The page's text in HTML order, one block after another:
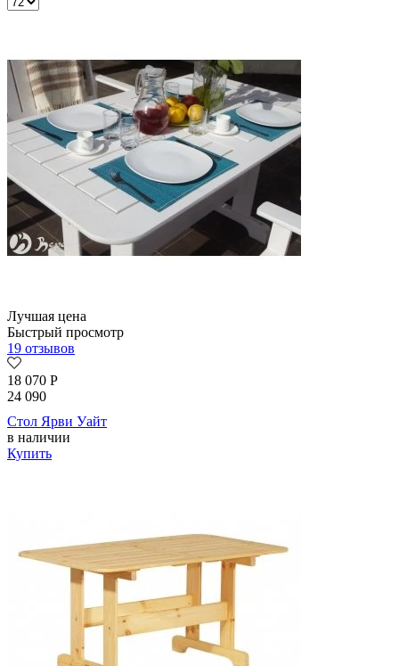
Лучшая цена
Быстрый просмотр
19 отзывов
18 070 Р
24 090
Стол Ярви Уайт
в наличии
Купить